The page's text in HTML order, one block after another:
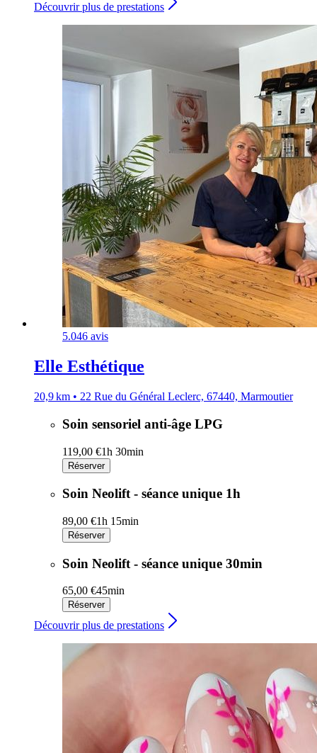
Découvrir plus de prestations
5.046 avis
Elle Esthétique
20,9 km • 22 Rue du Général Leclerc, 67440, Marmoutier
Soin sensoriel anti-âge LPG
119,00 €1h 30min
Réserver
Soin Neolift - séance unique 1h
89,00 €1h 15min
Réserver
Soin Neolift - séance unique 30min
65,00 €45min
Réserver
Découvrir plus de prestations